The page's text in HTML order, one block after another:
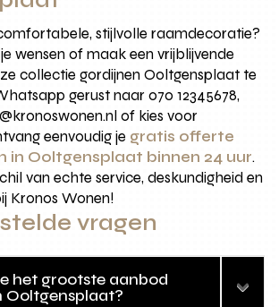
stijlvolle raamdecoratie?
wensen of maak een vrijblijvende
collectie gordijnen Ooltgensplaat te
gerust naar 070 12345678,
of kies voor
eenvoudig je gratis offerte
in Ooltgensplaat binnen 24 uur.
van echte service, deskundigheid en
Kronos Wonen!
vragen
het grootste aanbod
Ooltgensplaat?